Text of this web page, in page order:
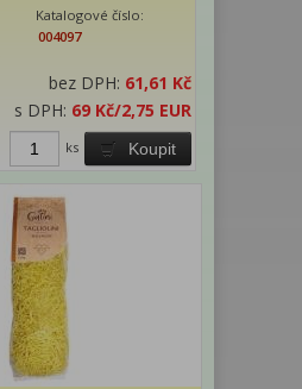
Katalogové číslo:
004097
bez DPH: 61,61 Kč
s DPH: 69 Kč/2,75 EUR
Koupit
ks